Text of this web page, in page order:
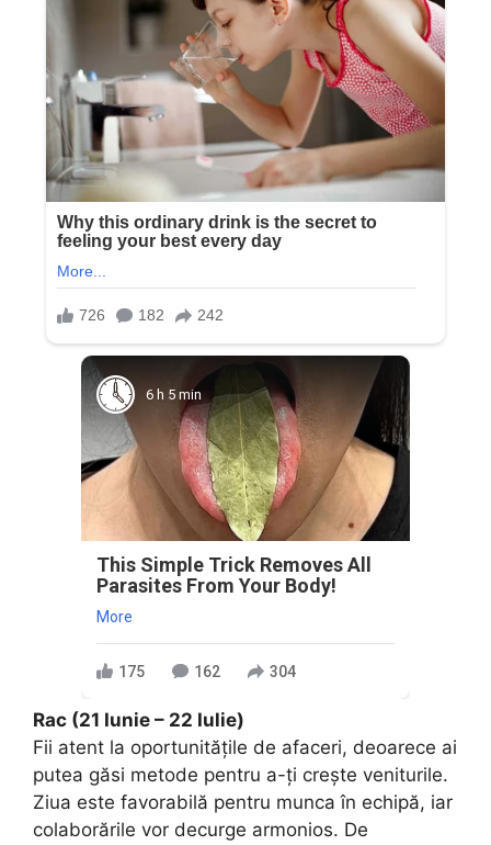
6 h 5 min
This Simple Trick Removes All
Parasites From Your Body!
More
175 162 304
Rac (21 Iunie – 22 Iulie)
Fii atent la oportunitățile de afaceri, deoarece ai
putea găsi metode pentru a-ți crește veniturile.
Ziua este favorabilă pentru munca în echipă, iar
colaborările vor decurge armonios. De